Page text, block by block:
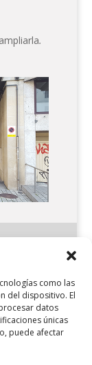
como las
del dispositivo. El
datos
únicas
puede afectar
.